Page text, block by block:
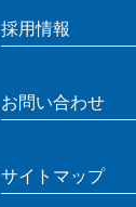
採用情報
お問い合わせ
サイトマップ